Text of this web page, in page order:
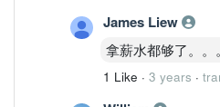
James Liew
拿薪水都够了。。
1 Like · 3 years ·